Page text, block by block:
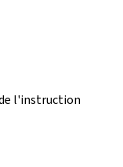
l'instruction